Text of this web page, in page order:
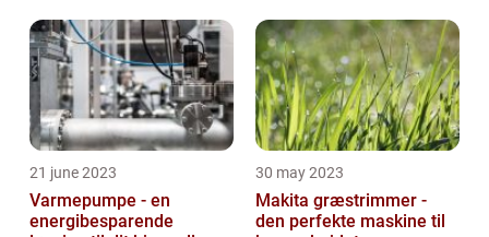
21 june 2023
Varmepumpe - en
energibesparende
30 may 2023
Makita græstrimmer -
den perfekte maskine til